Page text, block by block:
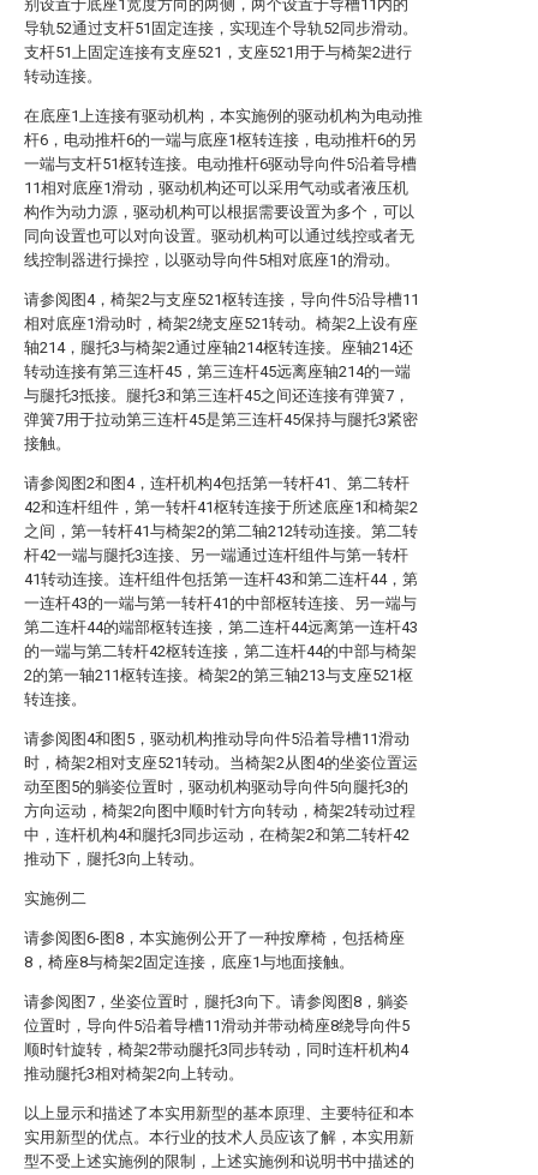
别设置于底座1宽度方向的两侧，两个设置于导槽11内的
导轨52通过支杆51固定连接，实现连个导轨52同步滑动。
支杆51上固定连接有支座521，支座521用于与椅架2进行
转动连接。
在底座1上连接有驱动机构，本实施例的驱动机构为电动推
杆6，电动推杆6的一端与底座1枢转连接，电动推杆6的另
一端与支杆51枢转连接。电动推杆6驱动导向件5沿着导槽
11相对底座1滑动，驱动机构还可以采用气动或者液压机
构作为动力源，驱动机构可以根据需要设置为多个，可以
同向设置也可以对向设置。驱动机构可以通过线控或者无
线控制器进行操控，以驱动导向件5相对底座1的滑动。
请参阅图4，椅架2与支座521枢转连接，导向件5沿导槽11
相对底座1滑动时，椅架2绕支座521转动。椅架2上设有座
轴214，腿托3与椅架2通过座轴214枢转连接。座轴214还
转动连接有第三连杆45，第三连杆45远离座轴214的一端
与腿托3抵接。腿托3和第三连杆45之间还连接有弹簧7，
弹簧7用于拉动第三连杆45是第三连杆45保持与腿托3紧密
接触。
请参阅图2和图4，连杆机构4包括第一转杆41、第二转杆
42和连杆组件，第一转杆41枢转连接于所述底座1和椅架2
之间，第一转杆41与椅架2的第二轴212转动连接。第二转
杆42一端与腿托3连接、另一端通过连杆组件与第一转杆
41转动连接。连杆组件包括第一连杆43和第二连杆44，第
一连杆43的一端与第一转杆41的中部枢转连接、另一端与
第二连杆44的端部枢转连接，第二连杆44远离第一连杆43
的一端与第二转杆42枢转连接，第二连杆44的中部与椅架
2的第一轴211枢转连接。椅架2的第三轴213与支座521枢
转连接。
请参阅图4和图5，驱动机构推动导向件5沿着导槽11滑动
时，椅架2相对支座521转动。当椅架2从图4的坐姿位置运
动至图5的躺姿位置时，驱动机构驱动导向件5向腿托3的
方向运动，椅架2向图中顺时针方向转动，椅架2转动过程
中，连杆机构4和腿托3同步运动，在椅架2和第二转杆42
推动下，腿托3向上转动。
实施例二
请参阅图6-图8，本实施例公开了一种按摩椅，包括椅座
8，椅座8与椅架2固定连接，底座1与地面接触。
请参阅图7，坐姿位置时，腿托3向下。请参阅图8，躺姿
位置时，导向件5沿着导槽11滑动并带动椅座8绕导向件5
顺时针旋转，椅架2带动腿托3同步转动，同时连杆机构4
推动腿托3相对椅架2向上转动。
以上显示和描述了本实用新型的基本原理、主要特征和本
实用新型的优点。本行业的技术人员应该了解，本实用新
型不受上述实施例的限制，上述实施例和说明书中描述的